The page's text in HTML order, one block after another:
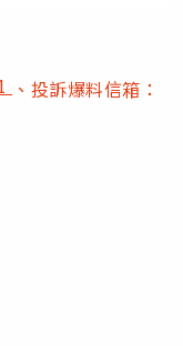
、投訴爆料信箱：